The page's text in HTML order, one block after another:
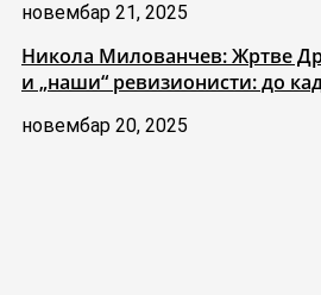
новембар 21, 2025
Никола Милованчев: Жртве
и „наши“ ревизионисти: до
новембар 20, 2025